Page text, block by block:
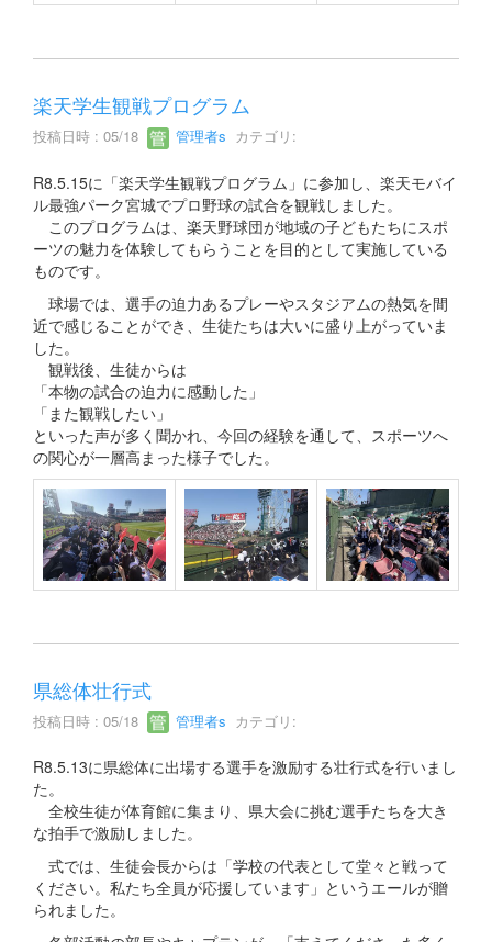
楽天学生観戦プログラム
投稿日時 : 05/18 管理者s カテゴリ:
R8.5.15に「楽天学生観戦プログラム」に参加し、楽天モバイ
ル最強パーク宮城でプロ野球の試合を観戦しました。
このプログラムは、楽天野球団が地域の子どもたちにスポ
ーツの魅力を体験してもらうことを目的として実施している
ものです。
球場では、選手の迫力あるプレーやスタジアムの熱気を間
近で感じることができ、生徒たちは大いに盛り上がっていま
した。
観戦後、生徒からは
「本物の試合の迫力に感動した」
「また観戦したい」
といった声が多く聞かれ、今回の経験を通して、スポーツへ
の関心が一層高まった様子でした。
県総体壮行式
投稿日時 : 05/18 管理者s カテゴリ:
R8.5.13に県総体に出場する選手を激励する壮行式を行いまし
た。
全校生徒が体育館に集まり、県大会に挑む選手たちを大き
な拍手で激励しました。
式では、生徒会長からは「学校の代表として堂々と戦って
ください。私たち全員が応援しています」というエールが贈
られました。